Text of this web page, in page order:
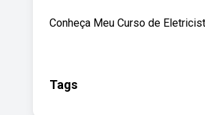
Conheça Meu Curso de
Tags